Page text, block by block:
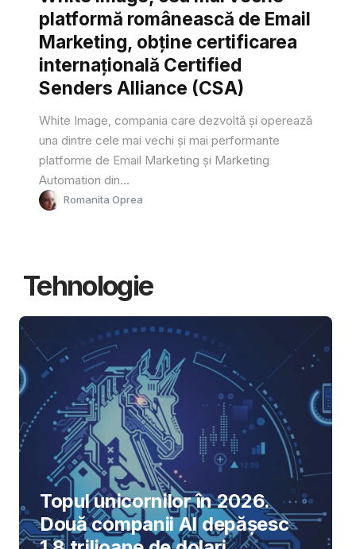
platformă românească de Email
Marketing, obține certificarea
internațională Certified
Senders Alliance (CSA)
White Image, compania care dezvoltă și operează
una dintre cele mai vechi și mai performante
platforme de Email Marketing și Marketing
Automation din...
Romanita Oprea
Tehnologie
Topul unicornilor în 2026.
Două companii AI depășesc